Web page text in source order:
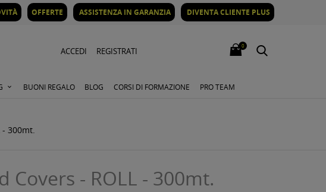
OFFERTE ASSISTENZA IN GARANZIA DIVENTA CLIENTE PLUS
ACCEDI REGISTRATI
0
BUONI REGALO BLOG CORSI DI FORMAZIONE PRO TEAM
- 300mt.
Covers - ROLL - 300mt.